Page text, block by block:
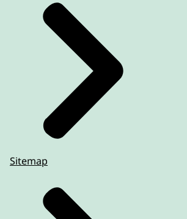
Sitemap